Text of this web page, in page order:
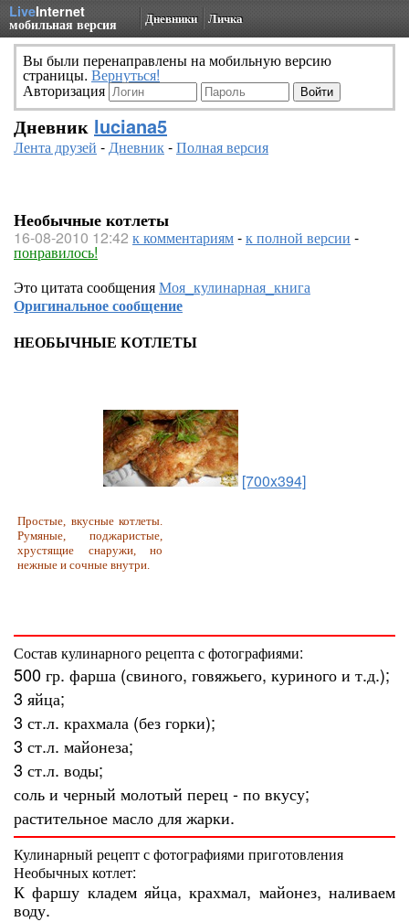
LiveInternet
мобильная версия Дневники Личка
Вы были перенаправлены на мобильную версию
страницы. Вернуться!
Авторизация
Дневник luciana5
Лента друзей -Дневник-Полная версия
Необычные котлеты
16-08-2010 12:42 к комментариям-к полной версии -
понравилось!
Это цитата сообщенияМоя_кулинарная_книга
Оригинальное сообщение
НЕОБЫЧНЫЕ КОТЛЕТЫ
[700x394]
Простые, вкусные котлеты.
Румяные, поджаристые,
хрустящие снаружи, но
нежные и сочные внутри.
Состав кулинарного рецепта с фотографиями:
500гр. фарша (свиного, говяжьего, куриного и т.д.);
3 яйца;
3 ст.л. крахмала (без горки);
3 ст.л. майонеза;
3 ст.л. воды;
соль и черный молотый перец -по вкусу;
растительное масло для жарки.
Кулинарный рецепт с фотографиями приготовления
Необычных котлет:
К фаршу кладем яйца, крахмал, майонез, наливаем
воду.